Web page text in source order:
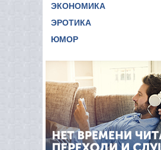
ЭКОНОМИКА
ЭРОТИКА
ЮМОР